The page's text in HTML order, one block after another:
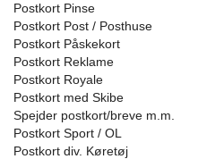
Postkort Pinse
Postkort Post / Posthuse
Postkort Påskekort
Postkort Reklame
Postkort Royale
Postkort med Skibe
Spejder postkort/breve m.m.
Postkort Sport / OL
Postkort div. Køretøj